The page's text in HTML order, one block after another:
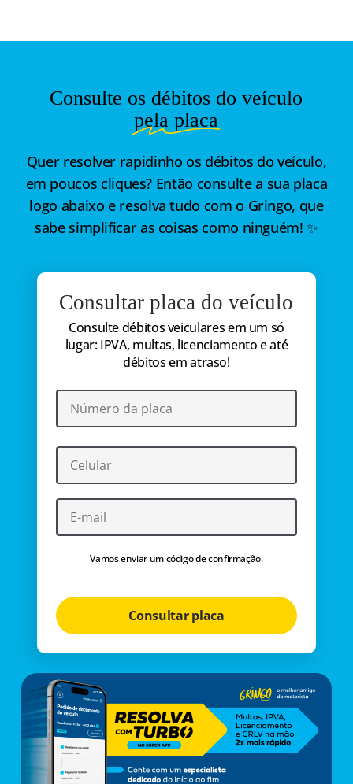
Consulte os débitos do veículo
pela placa
Quer resolver rapidinho os débitos do veículo,
em poucos cliques? Então consulte a sua placa
logo abaixo e resolva tudo com o Gringo, que
sabe simplificar as coisas como ninguém! ✨
Consultar placa do veículo
Consulte débitos veiculares em um só
lugar: IPVA, multas, licenciamento e até
débitos em atraso!
Vamos enviar um código de confirmação.
Consultar placa